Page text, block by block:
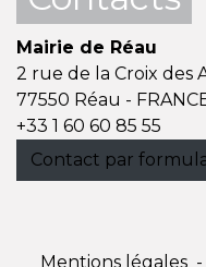
Mairie de Réau
2 rue de la Croix des
77550 Réau -
+33 1 60 60 85 55
Contact par
Mentions légales -